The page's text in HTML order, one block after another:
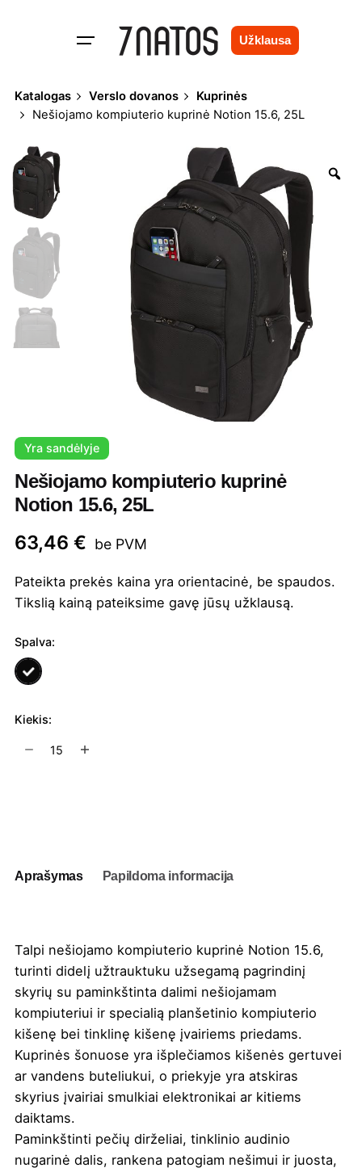
Užklausa
Katalogas Verslo dovanos
Kuprinės
Nešiojamo kompiuterio kuprinė Notion 15.6, 25L
Yra sandėlyje
Nešiojamo kompiuterio kuprinė
Notion 15.6, 25L
63,46€ be PVM
Pateikta prekės kaina yra orientacinė, be spaudos.
Tikslią kainą pateiksime gavę jūsų užklausą.
Spalva:
Kiekis:
produkto
25L
Aprašymas Papildoma informacija
Talpi nešiojamo kompiuterio kuprinė Notion 15.6,
turinti didelį užtrauktuku užsegamą pagrindinį
skyrių su paminkštinta dalimi nešiojamam
kompiuteriui ir specialią planšetinio kompiuterio
kišenę bei tinklinę kišenę įvairiems priedams.
Kuprinės šonuose yra išplečiamos kišenės gertuvei
ar vandens buteliukui, o priekyje yra atskiras
skyrius įvairiai smulkiai elektronikai ar kitiems
daiktams.
Paminkštinti pečių dirželiai, tinklinio audinio
nugarinė dalis, rankena patogiam nešimui ir juosta,